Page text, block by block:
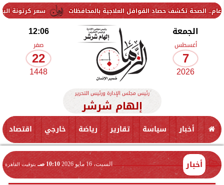
سعر كرتونة البيض في بورصة
الجمعة
أغسطس
7
2026
12:06
صفر
22
1448
رئيس مجلس الإدارة ورئيس التحرير
إلهام شرشر
أخبار سياسة تقارير رياضة خارجي اقتصاد
أخبار السبت، 16 مايو 2026 10:10 صـ بتوقيت القاهرة